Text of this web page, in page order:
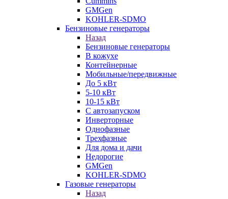
GMGen
KOHLER-SDMO
Бензиновые генераторы
Назад
Бензиновые генераторы
В кожухе
Контейнерные
Мобильные/передвижные
До 5 кВт
5-10 кВт
10-15 кВт
С автозапуском
Инверторные
Однофазные
Трехфазные
Для дома и дачи
Недорогие
GMGen
KOHLER-SDMO
Газовые генераторы
Назад